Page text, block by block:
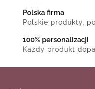
Polska firma
Polskie produkty,
100% personalizacji
Każdy produkt